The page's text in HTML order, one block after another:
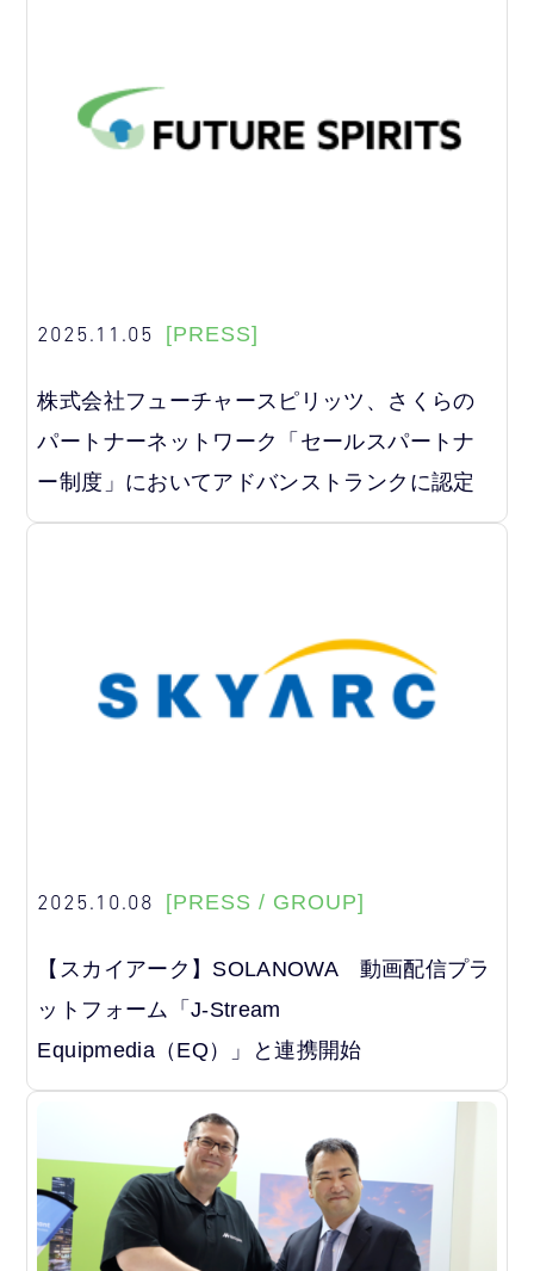
2025.11.05 [PRESS]
株式会社フューチャースピリッツ、さくらの
パートナーネットワーク「セールスパートナ
ー制度」においてアドバンストランクに認定
2025.10.08 [PRESS / GROUP]
【スカイアーク】SOLANOWA 動画配信プラ
ットフォーム「J-Stream
Equipmedia（EQ）」と連携開始